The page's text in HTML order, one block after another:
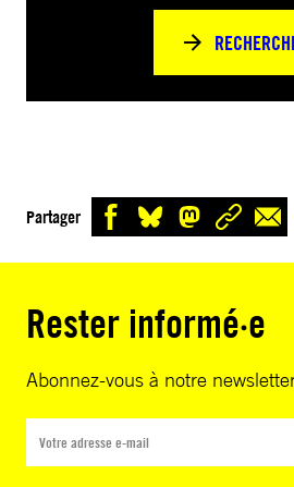
Partager
Rester informé·e
Abonnez-vous à notre